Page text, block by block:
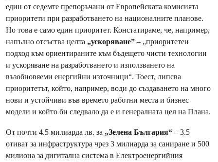
един от седемте препоръчани от Европейската комисията
приоритети при разработването на националните планове.
Но това е само един приоритет. Констатираме, че, например,
напълно отсъства целта „ускоряване” – „приоритетен
подход към ориентираните към бъдещето чисти технологии
и ускоряване на разработването и използването на
възобновяеми енергийни източници“. Тоест, липсва
приоритетът, който, например, води до създаването на много
нови и устойчиви във времето работни места и бизнес
модели и който би следвало да е и генералната цел на Плана.
От почти 4.5 милиарда лв. за „Зелена България“ – 3.5
отиват за инфраструктура чрез 3 милиарда за саниране и 500
милиона за дигитална система в Електроенергийния